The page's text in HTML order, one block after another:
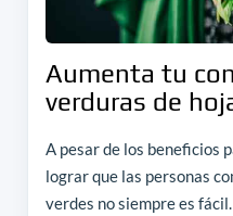
Aumenta tu
verduras de
A pesar de los beneficios
lograr que las personas
verdes no siempre es